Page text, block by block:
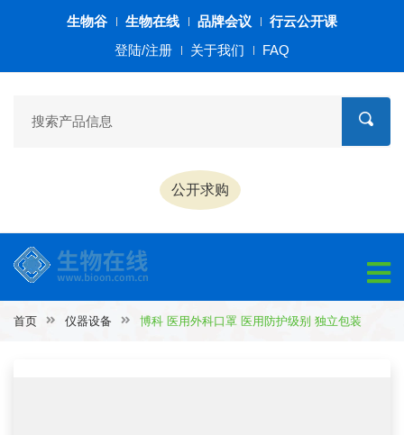
生物谷 生物在线 品牌会议
行云公开课
登陆/注册
关于我们 FAQ
公开求购
首页 仪器设备 博科 医用外科口罩 医用防护级别 独立包装